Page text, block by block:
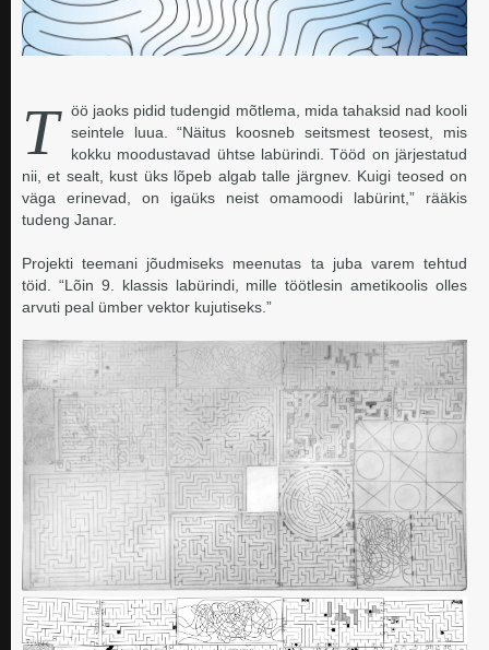
T
öö jaoks pidid tudengid mõtlema, mida tahaksid nad kooli
seintele luua. “Näitus koosneb seitsmest teosest, mis
kokku moodustavad ühtse labürindi. Tööd on järjestatud
nii, et sealt, kust üks lõpeb algab talle järgnev. Kuigi teosed on
väga erinevad, on igaüks neist omamoodi labürint,” rääkis
tudeng Janar.
Projekti teemani jõudmiseks meenutas ta juba varem tehtud
töid. “Lõin 9. klassis labürindi,
mille töötlesin ametikoolis olles
arvuti peal ümber vektor kujutiseks.”